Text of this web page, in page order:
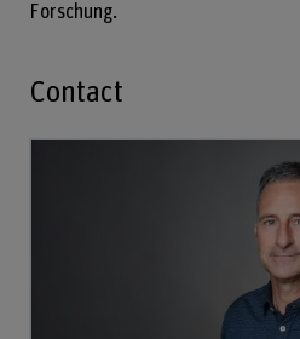
Forschung.
Contact